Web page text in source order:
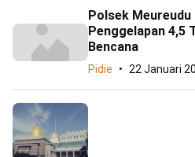
Polsek Meureudu
Penggelapan 4,5
Bencana
Pidie 22 Januari